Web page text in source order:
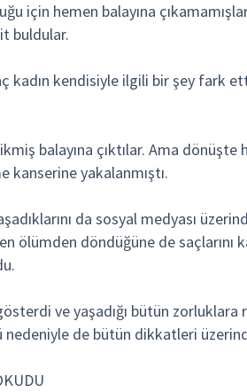
için hemen balayına
buldular.
kadın kendisiyle ilgili bir şey fark
balayına çıktılar. Ama
kanserine yakalanmıştı.
da sosyal medyası
ölümden döndüğüne de saçlarını
ve yaşadığı bütün
nedeniyle de bütün dikkatleri